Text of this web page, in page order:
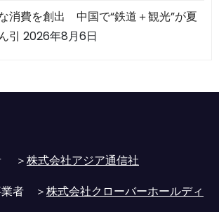
消費を創出 中国で“鉄道＋観光”が夏
引 2026年8月6日
＞株式会社アジア通信社
業者 ＞株式会社クローバーホールディ